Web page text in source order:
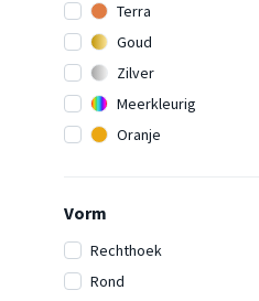
Terra
Goud
Zilver
Meerkleurig
Oranje
Vorm
Rechthoek
Rond